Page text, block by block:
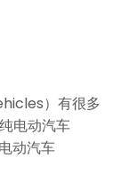
）有很多
电动汽车
动汽车